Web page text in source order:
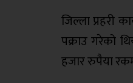
जिल्ला प्रहरी
पक्राउ गरेको
हजार रुपैया